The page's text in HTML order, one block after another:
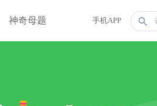
神奇母题 手机APP